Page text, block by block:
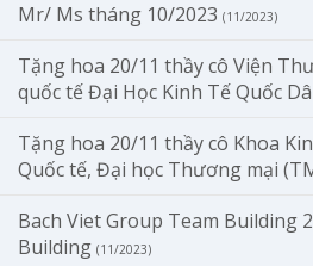
Mr/ Ms tháng 10/2023 (11/2023)
Tặng hoa 20/11 thầy cô Viện
quốc tế Đại Học Kinh Tế Quốc
Tặng hoa 20/11 thầy cô Khoa
Quốc tế, Đại học Thương mại
Bach Viet Group Team Building
Building (11/2023)